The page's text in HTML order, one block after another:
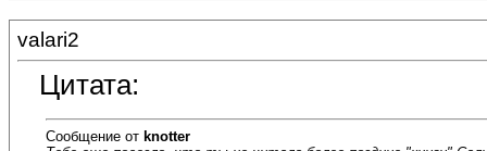
valari2
Цитата:
Сообщение от knotter